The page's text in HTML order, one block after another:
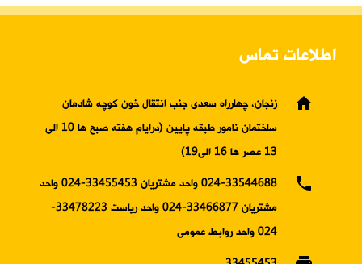
اطلاعات تماس
home
زنجان، چهارراه سعدی جنب انتقال خون کوچه شادمان
ساختمان نامور طبقه پایین (درایام هفته صبح ها 10 الی
13 عصر ها 16 الی19)
phone
024-33544688 واحد مشتریان 33455453-024 واحد
مشتریان 33466877-024 واحد ریاست 33478223-
024 واحد روابط عمومی